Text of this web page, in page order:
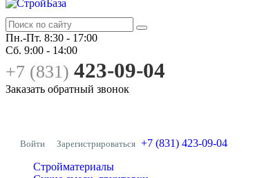
Пн.-Пт. 8:30 - 17:00
Сб. 9:00 - 14:00
+7 (831) 423-09-04
Заказать обратный звонок
Войти Зарегистрироваться +7 (831) 423-09-04
Стройматериалы